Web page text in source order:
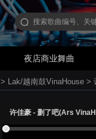
夜店商业舞曲
> Lak/越南鼓VinaHouse >
许佳豪 - 删了吧(Ars